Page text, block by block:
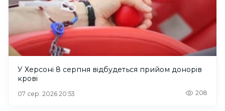
У Херсоні 8 серпня відбудеться прийом донорів
крові
07 сер. 2026 20:53 208